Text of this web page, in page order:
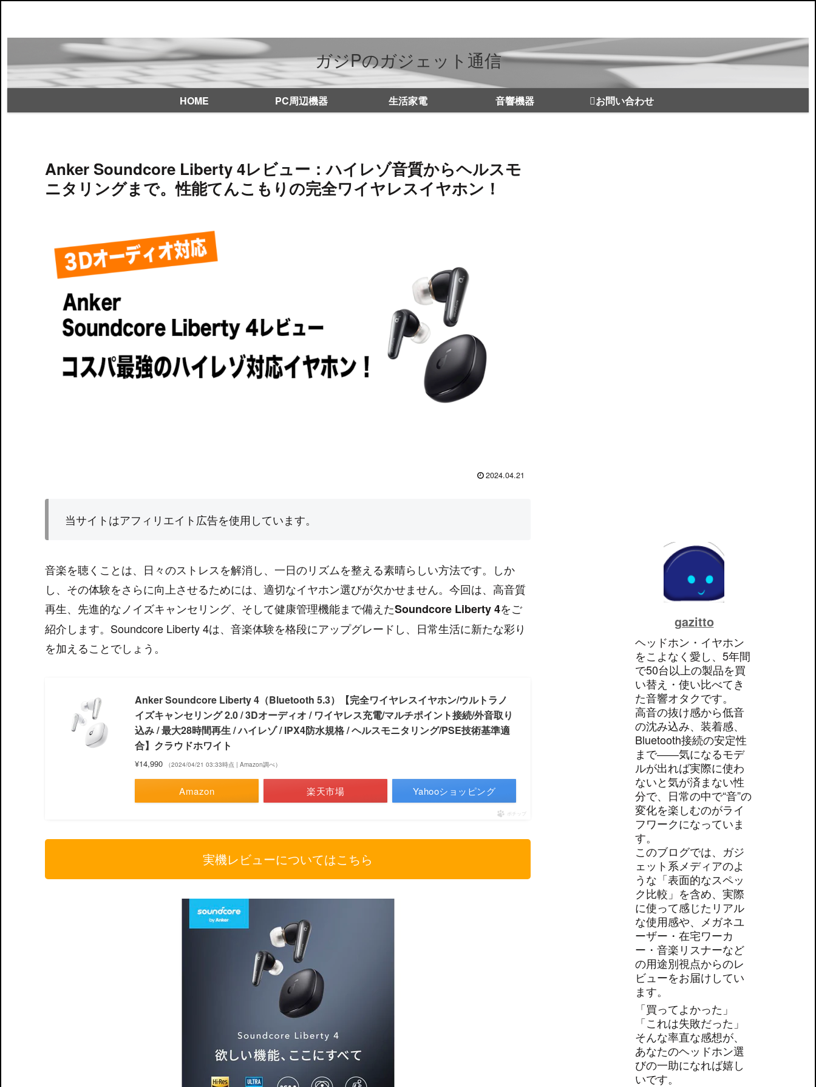
ガジPのガジェット通信
HOME PC周辺機器 生活家電 音響機器 お問い合わせ
Anker Soundcore Liberty 4レビュー：ハイレゾ音質からヘルスモ
ニタリングまで。性能てんこもりの完全ワイヤレスイヤホン！
2024.04.21
当サイトはアフィリエイト広告を使用しています。
音楽を聴くことは、日々のストレスを解消し、一日のリズムを整える素晴らしい方法です。しか
し、その体験をさらに向上させるためには、適切なイヤホン選びが欠かせません。今回は、高音質
再生、先進的なノイズキャンセリング、そして健康管理機能まで備えたSoundcore Liberty 4をご
紹介します。Soundcore Liberty 4は、音楽体験を格段にアップグレードし、日常生活に新たな彩り
を加えることでしょう。
Anker Soundcore Liberty 4（Bluetooth 5.3）【完全ワイヤレスイヤホン/ウルトラノ
イズキャンセリング 2.0 / 3Dオーディオ / ワイヤレス充電/マルチポイント接続/外音取り
込み / 最大28時間再生 / ハイレゾ / IPX4防水規格 / ヘルスモニタリング/PSE技術基準適
合】クラウドホワイト
¥14,990 （2024/04/21 03:33時点 | Amazon調べ）
Amazon 楽天市場 Yahooショッピング
ポチップ
実機レビューについてはこちら
gazitto
ヘッドホン・イヤホン
をこよなく愛し、5年間
で50台以上の製品を買
い替え・使い比べてき
た音響オタクです。
高音の抜け感から低音
の沈み込み、装着感、
Bluetooth接続の安定性
まで――気になるモデ
ルが出れば実際に使わ
ないと気が済まない性
分で、日常の中で“音”の
変化を楽しむのがライ
フワークになっていま
す。
このブログでは、ガジ
ェット系メディアのよ
うな「表面的なスペッ
ク比較」を含め、実際
に使って感じたリアル
な使用感や、メガネユ
ーザー・在宅ワーカ
ー・音楽リスナーなど
の用途別視点からのレ
ビューをお届けしてい
ます。
「買ってよかった」
「これは失敗だった」
そんな率直な感想が、
あなたのヘッドホン選
びの一助になれば嬉し
いです。